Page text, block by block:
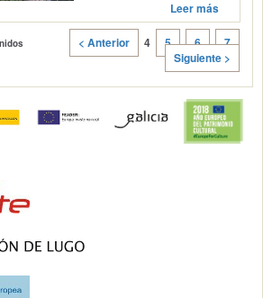
Leer más
< Anterior 4 5 6
7
Siguiente >